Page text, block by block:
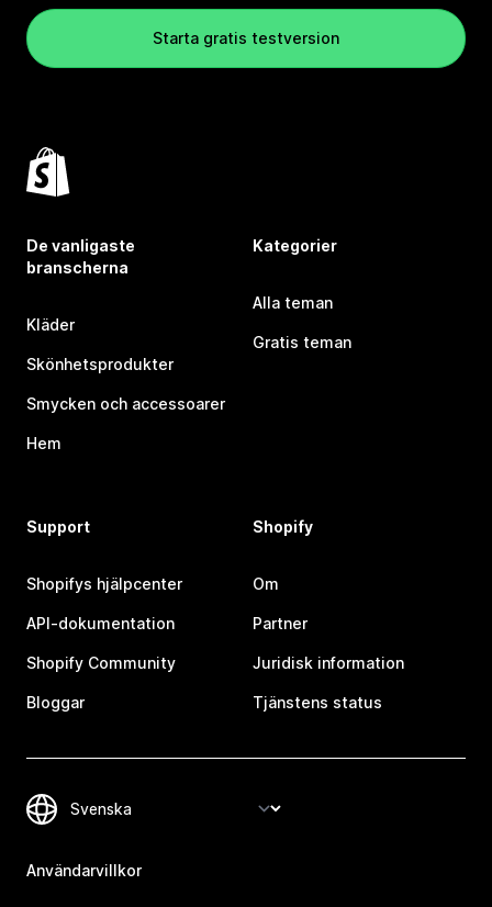
Starta gratis testversion
De vanligaste
branscherna
Kläder
Skönhetsprodukter
Smycken och accessoarer
Hem
Kategorier
Alla teman
Gratis teman
Support
Shopifys hjälpcenter
API-dokumentation
Shopify Community
Bloggar
Shopify
Om
Partner
Juridisk information
Tjänstens status
Användarvillkor